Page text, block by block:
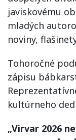
javiskovému
mladých
noviny,
Tohoročné
zápisu
kultúrneho
„Virvar 2026